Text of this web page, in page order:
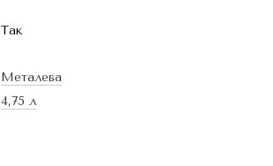
Так
Металева
4,75 л